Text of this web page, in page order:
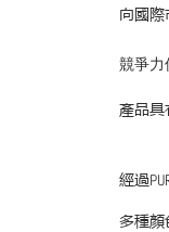
向國
競爭力
產品
經過
多種